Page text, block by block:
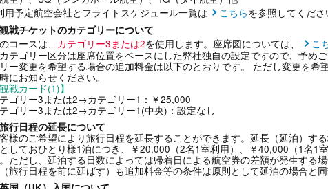
用予定航空会社とフライトスケジュール一覧は
こちらを参照してくださ
観戦チケットのカテゴリーについて
コースは、 カテゴリー3または2を使用します。座席図については、 こ
カテゴリー区分は座席位置をベースにした弊社独自の設定ですので、予め
ー変更を希望する場合の追加料金は以下のとおりです。 ただし変更を希
にお知らせください。
観戦カード(1)】
ゴリー3または2→カテゴリー1：￥25,000
ゴリー3または2→カテゴリー1(中央)：設定なし
旅行日程の延長について
様のご希望により旅行日程を延長することができます。延長（延泊）す
しておひとり様1泊につき、￥20,000（2名1室利用）、￥40,000（1名1
ただし、延泊する日数によっては帰着日による航空券の差額が発生する
旅行日程を前に延ばす）も追加料金等の条件は原則として延泊の場合と同